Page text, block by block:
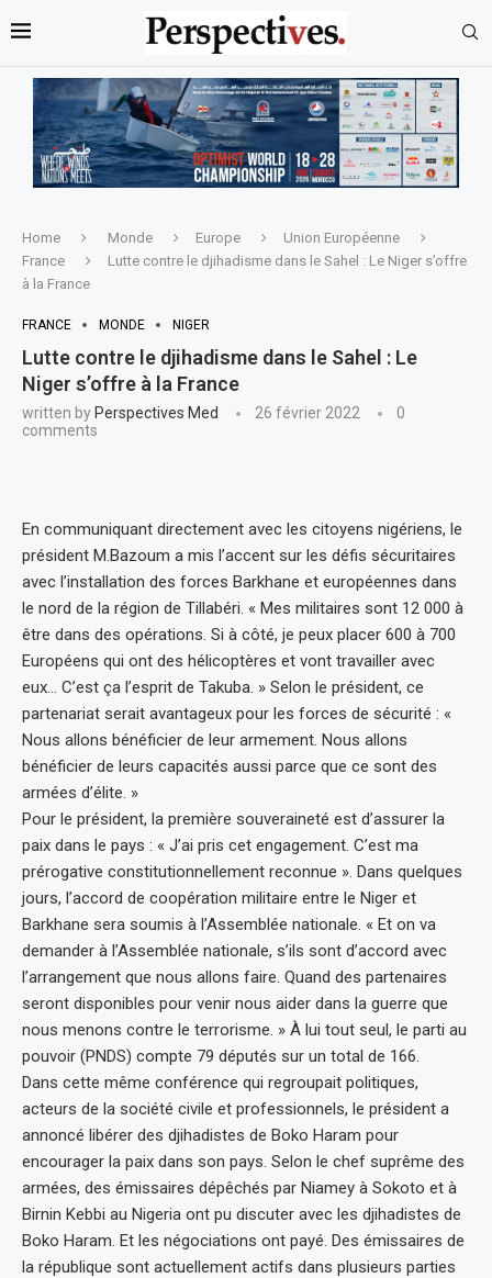
Home Monde Europe
Union Européenne
France
Lutte contre le djihadisme dans le Sahel : Le Niger s’offre
à la France
FRANCE MONDE NIGER
Lutte contre le djihadisme dans le Sahel : Le
Niger s’offre à la France
written by Perspectives Med 26 février 2022
0
comments
En communiquant directement avec les citoyens nigériens, le
président M.Bazoum a mis l’accent sur les défis sécuritaires
avec l’installation des forces Barkhane et européennes dans
le nord de la région de Tillabéri. « Mes militaires sont 12 000 à
être dans des opérations. Si à côté, je peux placer 600 à 700
Européens qui ont des hélicoptères et vont travailler avec
eux… C’est ça l’esprit de Takuba. » Selon le président, ce
partenariat serait avantageux pour les forces de sécurité : «
Nous allons bénéficier de leur armement. Nous allons
bénéficier de leurs capacités aussi parce que ce sont des
armées d’élite. »
Pour le président, la première souveraineté est d’assurer la
paix dans le pays : « J’ai pris cet engagement. C’est ma
prérogative constitutionnellement reconnue ». Dans quelques
jours, l’accord de coopération militaire entre le Niger et
Barkhane sera soumis à l’Assemblée nationale. « Et on va
demander à l’Assemblée nationale, s’ils sont d’accord avec
l’arrangement que nous allons faire. Quand des partenaires
seront disponibles pour venir nous aider dans la guerre que
nous menons contre le terrorisme. » À lui tout seul, le parti au
pouvoir (PNDS) compte 79 députés sur un total de 166.
Dans cette même conférence qui regroupait politiques,
acteurs de la société civile et professionnels, le président a
annoncé libérer des djihadistes de Boko Haram pour
encourager la paix dans son pays. Selon le chef suprême des
armées, des émissaires dépêchés par Niamey à Sokoto et à
Birnin Kebbi au Nigeria ont pu discuter avec les djihadistes de
Boko Haram. Et les négociations ont payé. Des émissaires de
la république sont actuellement actifs dans plusieurs parties